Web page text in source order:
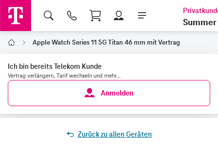
Shopping Cart
Summer
Home Apple Watch Series 11 5G Titan 46 mm mit Vertrag
Ich bin bereits Telekom Kunde
Vertrag verlängern, Tarif wechseln und mehr...
Anmelden
Zurück zu allen Geräten